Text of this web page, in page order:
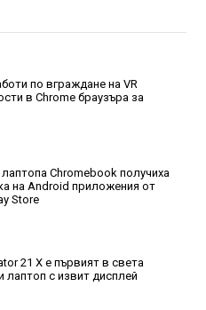
по вграждане на VR
в Chrome браузъра за
Chromebook получиха
на Android приложения от
Store
21 X е първият в света
лаптоп с извит дисплей